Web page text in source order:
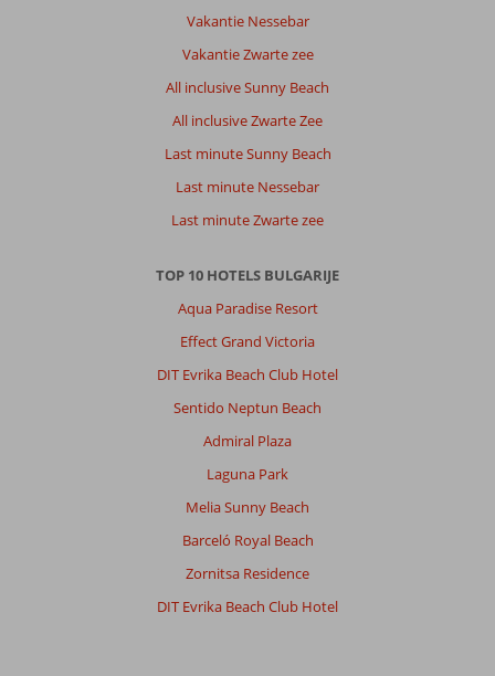
Vakantie Nessebar
Vakantie Zwarte zee
All inclusive Sunny Beach
All inclusive Zwarte Zee
Last minute Sunny Beach
Last minute Nessebar
Last minute Zwarte zee
TOP 10 HOTELS BULGARIJE
Aqua Paradise Resort
Effect Grand Victoria
DIT Evrika Beach Club Hotel
Sentido Neptun Beach
Admiral Plaza
Laguna Park
Melia Sunny Beach
Barceló Royal Beach
Zornitsa Residence
DIT Evrika Beach Club Hotel